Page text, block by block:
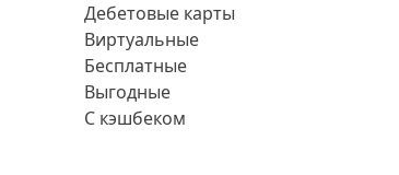
Дебетовые карты
Виртуальные
Бесплатные
Выгодные
С кэшбеком